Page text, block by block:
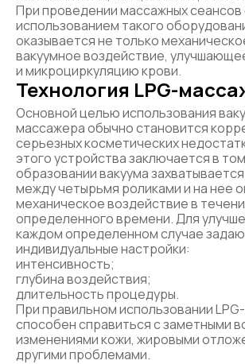
При проведении массажных сеансов
использованием такого
оказывается не только
вакуумное воздействие,
и микроциркуляцию крови.
Технология LPG-
Основной целью использования
массажера обычно становится
серьезных косметических
этого устройства заключается в
образовании вакуума
между четырьмя роликами и на нее
механическое воздействие в
определенного времени. Для
каждом определенном случае
индивидуальные настройки:
интенсивность;
глубина воздействия;
длительность процедуры.
При правильном использовании
способен справиться с заметными
изменениями кожи, жировыми
другими проблемами.